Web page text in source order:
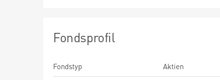
Fondsprofil
Fondstyp
Aktien